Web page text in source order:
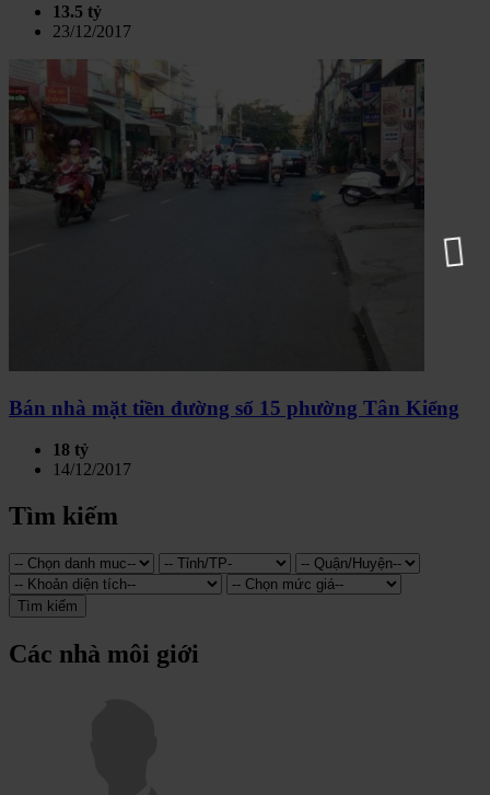
13.5 tỷ
23/12/2017
Bán nhà mặt tiền đường số 15 phường Tân Kiểng
18 tỷ
14/12/2017
Tìm kiếm
Tìm kiếm
Các nhà môi giới